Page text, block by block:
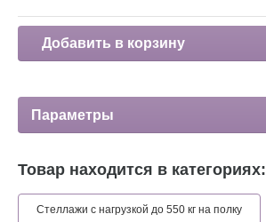
Добавить в корзину
Параметры
Товар находится в категориях:
Стеллажи с нагрузкой до 550 кг на полку